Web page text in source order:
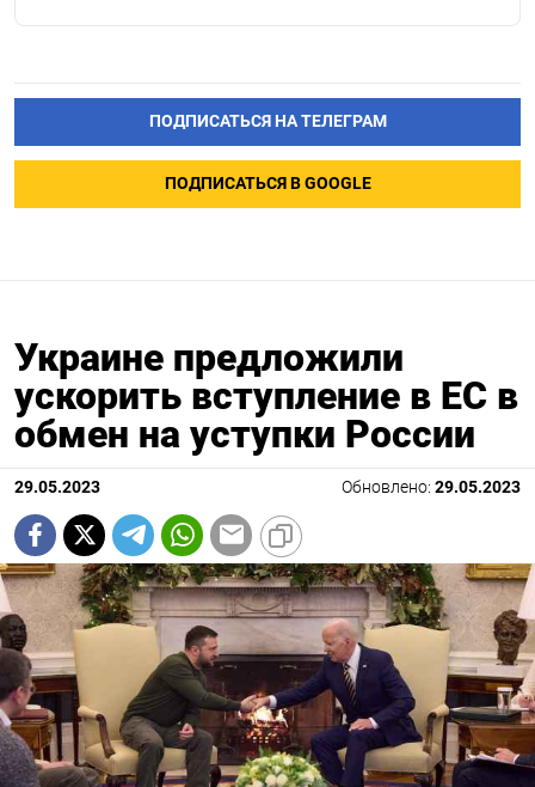
ПОДПИСАТЬСЯ НА ТЕЛЕГРАМ
ПОДПИСАТЬСЯ В GOOGLE
Украине предложили
ускорить вступление в ЕС в
обмен на уступки России
29.05.2023 Обновлено: 29.05.2023